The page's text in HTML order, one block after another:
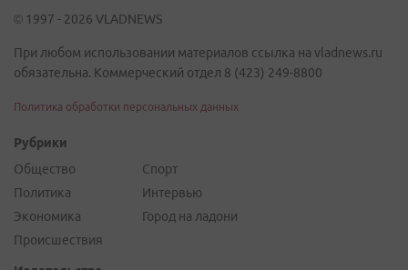
© 1997 - 2026 VLADNEWS
При любом использовании материалов ссылка на vladnews.ru
обязательна. Коммерческий отдел 8 (423) 249-8800
Политика обработки персональных данных
Рубрики
Общество
Политика
Экономика
Происшествия
Спорт
Интервью
Город на ладони